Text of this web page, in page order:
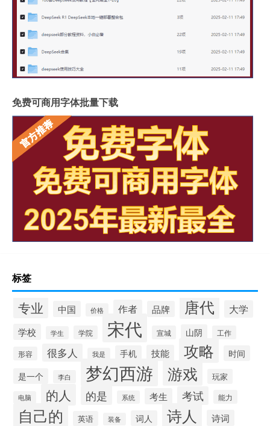
免费可商用字体批量下载
标签
专业 中国 价格 作者 品牌 唐代 大学
学校 学生 学院 宋代 宣城 山阴 工作
形容 很多人 我是 手机 技能 攻略
时间
是一个
李白 梦幻西游 游戏 玩家
电脑 的人 的是 系统 考生 考试 能力
自己的 英语 装备 词人 诗人 诗词